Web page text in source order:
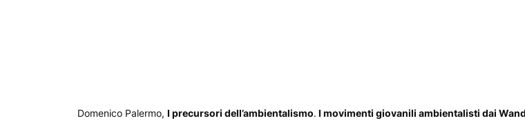
Domenico Palermo, I precursori dell’ambientalismo. I movimenti giovanili ambientalisti dai